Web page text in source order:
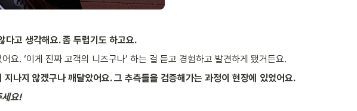
다고 생각해요. 좀 두렵기도 하고요.
. ‘이게 진짜 고객의 니즈구나’ 하는 걸 듣고 경험하고 발견하게 됐거든요.
지나지 않겠구나 깨달았어요. 그 추측들을 검증해가는 과정이 현장에 있었어요.
세요!